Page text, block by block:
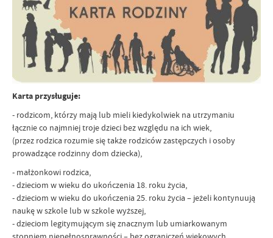
Karta przysługuje:
- rodzicom, którzy mają lub mieli kiedykolwiek na utrzymaniu
łącznie co najmniej troje dzieci bez względu na ich wiek,
(przez rodzica rozumie się także rodziców zastępczych i osoby
prowadzące rodzinny dom dziecka),
- małżonkowi rodzica,
- dzieciom w wieku do ukończenia 18. roku życia,
- dzieciom w wieku do ukończenia 25. roku życia – jeżeli kontynuują
naukę w szkole lub w szkole wyższej,
- dzieciom legitymującym się znacznym lub umiarkowanym